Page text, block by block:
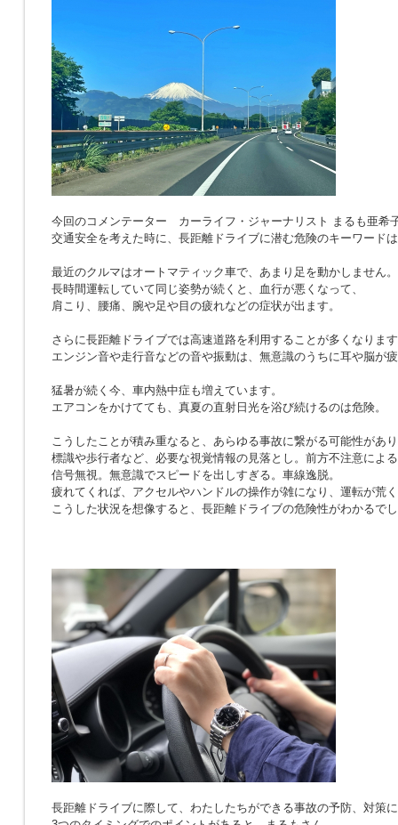
今回のコメンテーター カーライフ・ジャーナリスト まるも亜希
交通安全を考えた時に、長距離ドライブに潜む危険のキーワード
最近のクルマはオートマティック車で、あまり足を動かしません。
長時間運転していて同じ姿勢が続くと、血行が悪くなって、
肩こり、腰痛、腕や足や目の疲れなどの症状が出ます。
さらに長距離ドライブでは高速道路を利用することが多くなりま
エンジン音や走行音などの音や振動は、無意識のうちに耳や脳が
猛暑が続く今、車内熱中症も増えています。
エアコンをかけてても、真夏の直射日光を浴び続けるのは危険。
こうしたことが積み重なると、あらゆる事故に繋がる可能性があ
標識や歩行者など、必要な視覚情報の見落とし。前方不注意によ
信号無視。無意識でスピードを出しすぎる。車線逸脱。
疲れてくれば、アクセルやハンドルの操作が雑になり、運転が荒
こうした状況を想像すると、長距離ドライブの危険性がわかるで
長距離ドライブに際して、わたしたちができる事故の予防、対策